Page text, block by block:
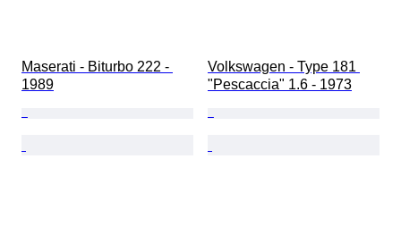
Maserati - Biturbo 222 -
1989
Volkswagen - Type 181
"Pescaccia" 1.6 - 1973